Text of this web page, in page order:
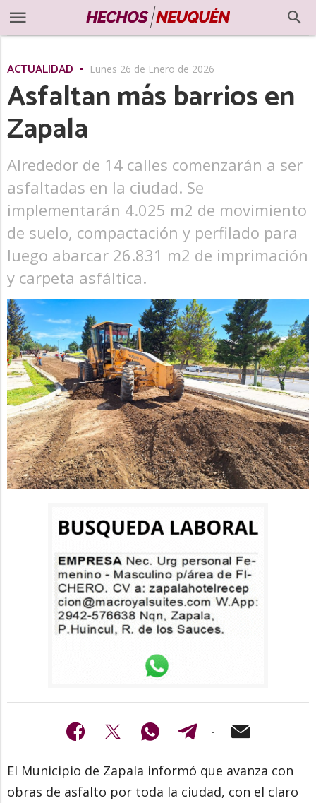
ACTUALIDAD Lunes 26 de Enero de 2026
Asfaltan más barrios en
Zapala
Alrededor de 14 calles comenzarán a ser
asfaltadas en la ciudad. Se
implementarán 4.025 m2 de movimiento
de suelo, compactación y perfilado para
luego abarcar 26.831 m2 de imprimación
y carpeta asfáltica.
El Municipio de Zapala informó que avanza con
obras de asfalto por toda la ciudad, con el claro